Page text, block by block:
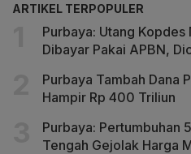
ARTIKEL TERPOPULER
Purbaya: Utang
Dibayar Pakai APBN,
Purbaya Tambah Dana
Hampir Rp 400 Triliun
Purbaya: Pertumbuhan
Tengah Gejolak Harga